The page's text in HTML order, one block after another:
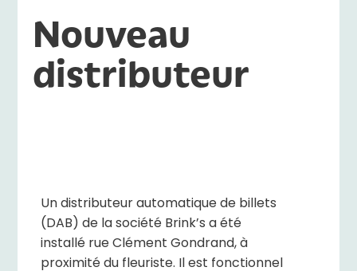
Nouveau
distributeur
Un distributeur automatique de billets
(DAB) de la société Brink’s a été
installé rue Clément Gondrand, à
proximité du fleuriste. Il est fonctionnel